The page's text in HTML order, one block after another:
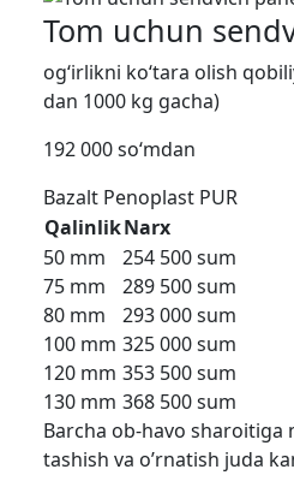
Tom uchun
og‘irlikni ko‘tara olish
dan 1000 kg gacha)
192 000 so‘mdan
Bazalt Penoplast PUR
QalinlikNarx
50 mm
254 500 sum
75 mm
289 500 sum
80 mm
293 000 sum
100 mm 325 000 sum
120 mm 353 500 sum
130 mm 368 500 sum
Barcha ob-havo sharoitiga
tashish va o’rnatish juda